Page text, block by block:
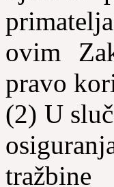
ovim
pravo
(2) U